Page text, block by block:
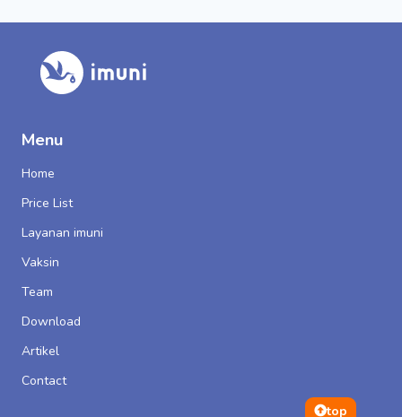
Menu
Home
Price List
Layanan imuni
Vaksin
Team
Download
Artikel
Contact
top